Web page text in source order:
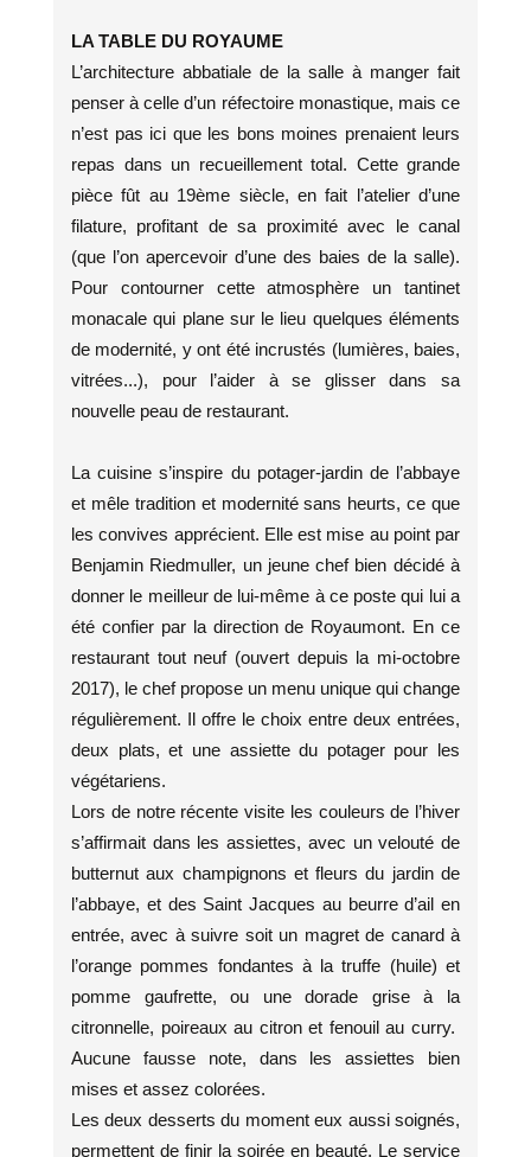
LA TABLE DU ROYAUME
L’architecture abbatiale de la salle à manger fait
penser à celle d’un réfectoire monastique, mais ce
n’est pas ici que les bons moines prenaient leurs
repas dans un recueillement total. Cette grande
pièce fût au 19ème siècle, en fait l’atelier d’une
filature, profitant de sa proximité avec le canal
(que l’on apercevoir d’une des baies de la salle).
Pour contourner cette atmosphère un tantinet
monacale qui plane sur le lieu quelques éléments
de modernité, y ont été incrustés (lumières, baies,
vitrées...), pour l’aider à se glisser dans sa
nouvelle peau de restaurant.
La cuisine s’inspire du potager-jardin de l’abbaye
et mêle tradition et modernité sans heurts, ce que
les convives apprécient. Elle est mise au point par
Benjamin Riedmuller, un jeune chef bien décidé à
donner le meilleur de lui-même à ce poste qui lui a
été confier par la direction de Royaumont. En ce
restaurant tout neuf (ouvert depuis la mi-octobre
2017), le chef propose un menu unique qui change
régulièrement. Il offre le choix entre deux entrées,
deux plats, et une assiette du potager pour les
végétariens.
Lors de notre récente visite les couleurs de l’hiver
s’affirmait dans les assiettes, avec un velouté de
butternut aux champignons et fleurs du jardin de
l’abbaye, et des Saint Jacques au beurre d’ail en
entrée, avec à suivre soit un magret de canard à
l’orange pommes fondantes à la truffe (huile) et
pomme gaufrette, ou une dorade grise à la
citronnelle, poireaux au citron et fenouil au curry.
Aucune fausse note, dans les assiettes bien
mises et assez colorées.
Les deux desserts du moment eux aussi soignés,
permettent de finir la soirée en beauté. Le service